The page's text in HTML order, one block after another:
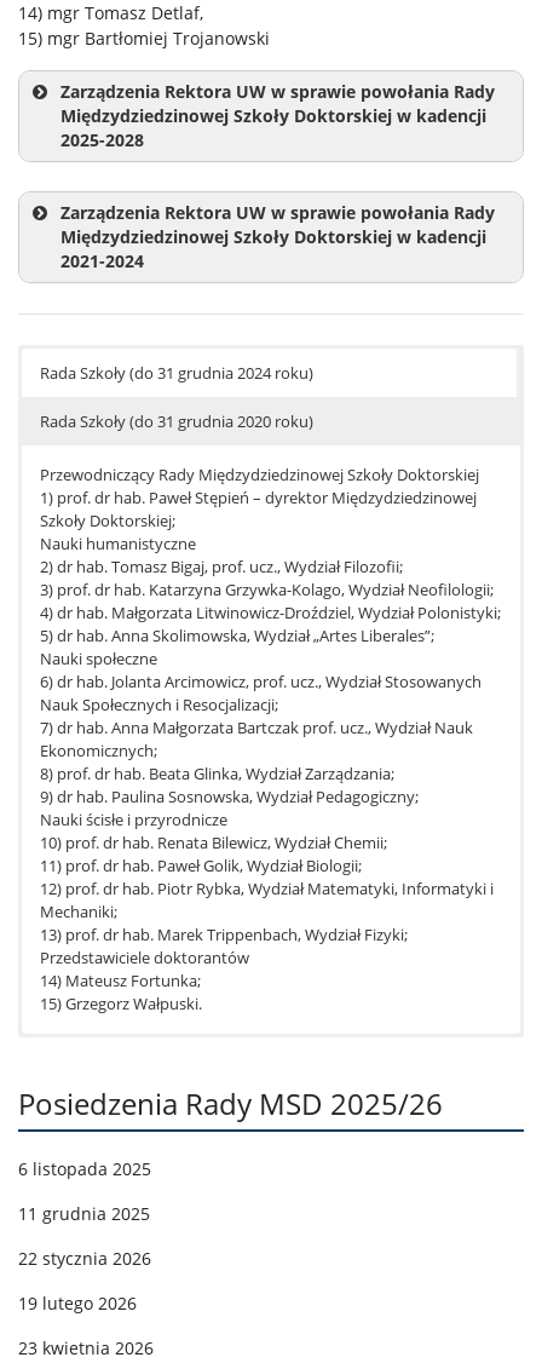
14) mgr Tomasz Detlaf,
15) mgr Bartłomiej Trojanowski
Zarządzenia Rektora UW w sprawie powołania Rady
Międzydziedzinowej Szkoły Doktorskiej w kadencji
2025-2028
Zarządzenia Rektora UW w sprawie powołania Rady
Międzydziedzinowej Szkoły Doktorskiej w kadencji
2021-2024
Rada Szkoły (do 31 grudnia 2024 roku)
Rada Szkoły (do 31 grudnia 2020 roku)
Przewodniczący Rady Międzydziedzinowej Szkoły Doktorskiej
1) prof. dr hab. Paweł Stępień – dyrektor Międzydziedzinowej
Szkoły Doktorskiej;
Nauki humanistyczne
2) dr hab. Tomasz Bigaj, prof. ucz., Wydział Filozofii;
3) prof. dr hab. Katarzyna Grzywka-Kolago, Wydział Neofilologii;
4) dr hab. Małgorzata Litwinowicz-Droździel, Wydział Polonistyki;
5) dr hab. Anna Skolimowska, Wydział „Artes Liberales”;
Nauki społeczne
6) dr hab. Jolanta Arcimowicz, prof. ucz., Wydział Stosowanych
Nauk Społecznych i Resocjalizacji;
7) dr hab. Anna Małgorzata Bartczak prof. ucz., Wydział Nauk
Ekonomicznych;
8) prof. dr hab. Beata Glinka, Wydział Zarządzania;
9) dr hab. Paulina Sosnowska, Wydział Pedagogiczny;
Nauki ścisłe i przyrodnicze
10) prof. dr hab. Renata Bilewicz, Wydział Chemii;
11) prof. dr hab. Paweł Golik, Wydział Biologii;
12) prof. dr hab. Piotr Rybka, Wydział Matematyki, Informatyki i
Mechaniki;
13) prof. dr hab. Marek Trippenbach, Wydział Fizyki;
Przedstawiciele doktorantów
14) Mateusz Fortunka;
15) Grzegorz Wałpuski.
prof. dr hab. Grzegorz Godlewski – dziedzina nauk
humanistycznych;
dziedzina nauk humanistycznych;
humanistycznych;
prof. dr hab. Kacper Pobłocki – dziedzina nauk
dr hab. Paweł Kaczmarczyk – dziedzina nauk
dr hab. Michał Krawczyk, prof. ucz. – dziedzina
Posiedzenia Rady MSD 2025/26
6 listopada 2025
11 grudnia 2025
22 stycznia 2026
19 lutego 2026
23 kwietnia 2026